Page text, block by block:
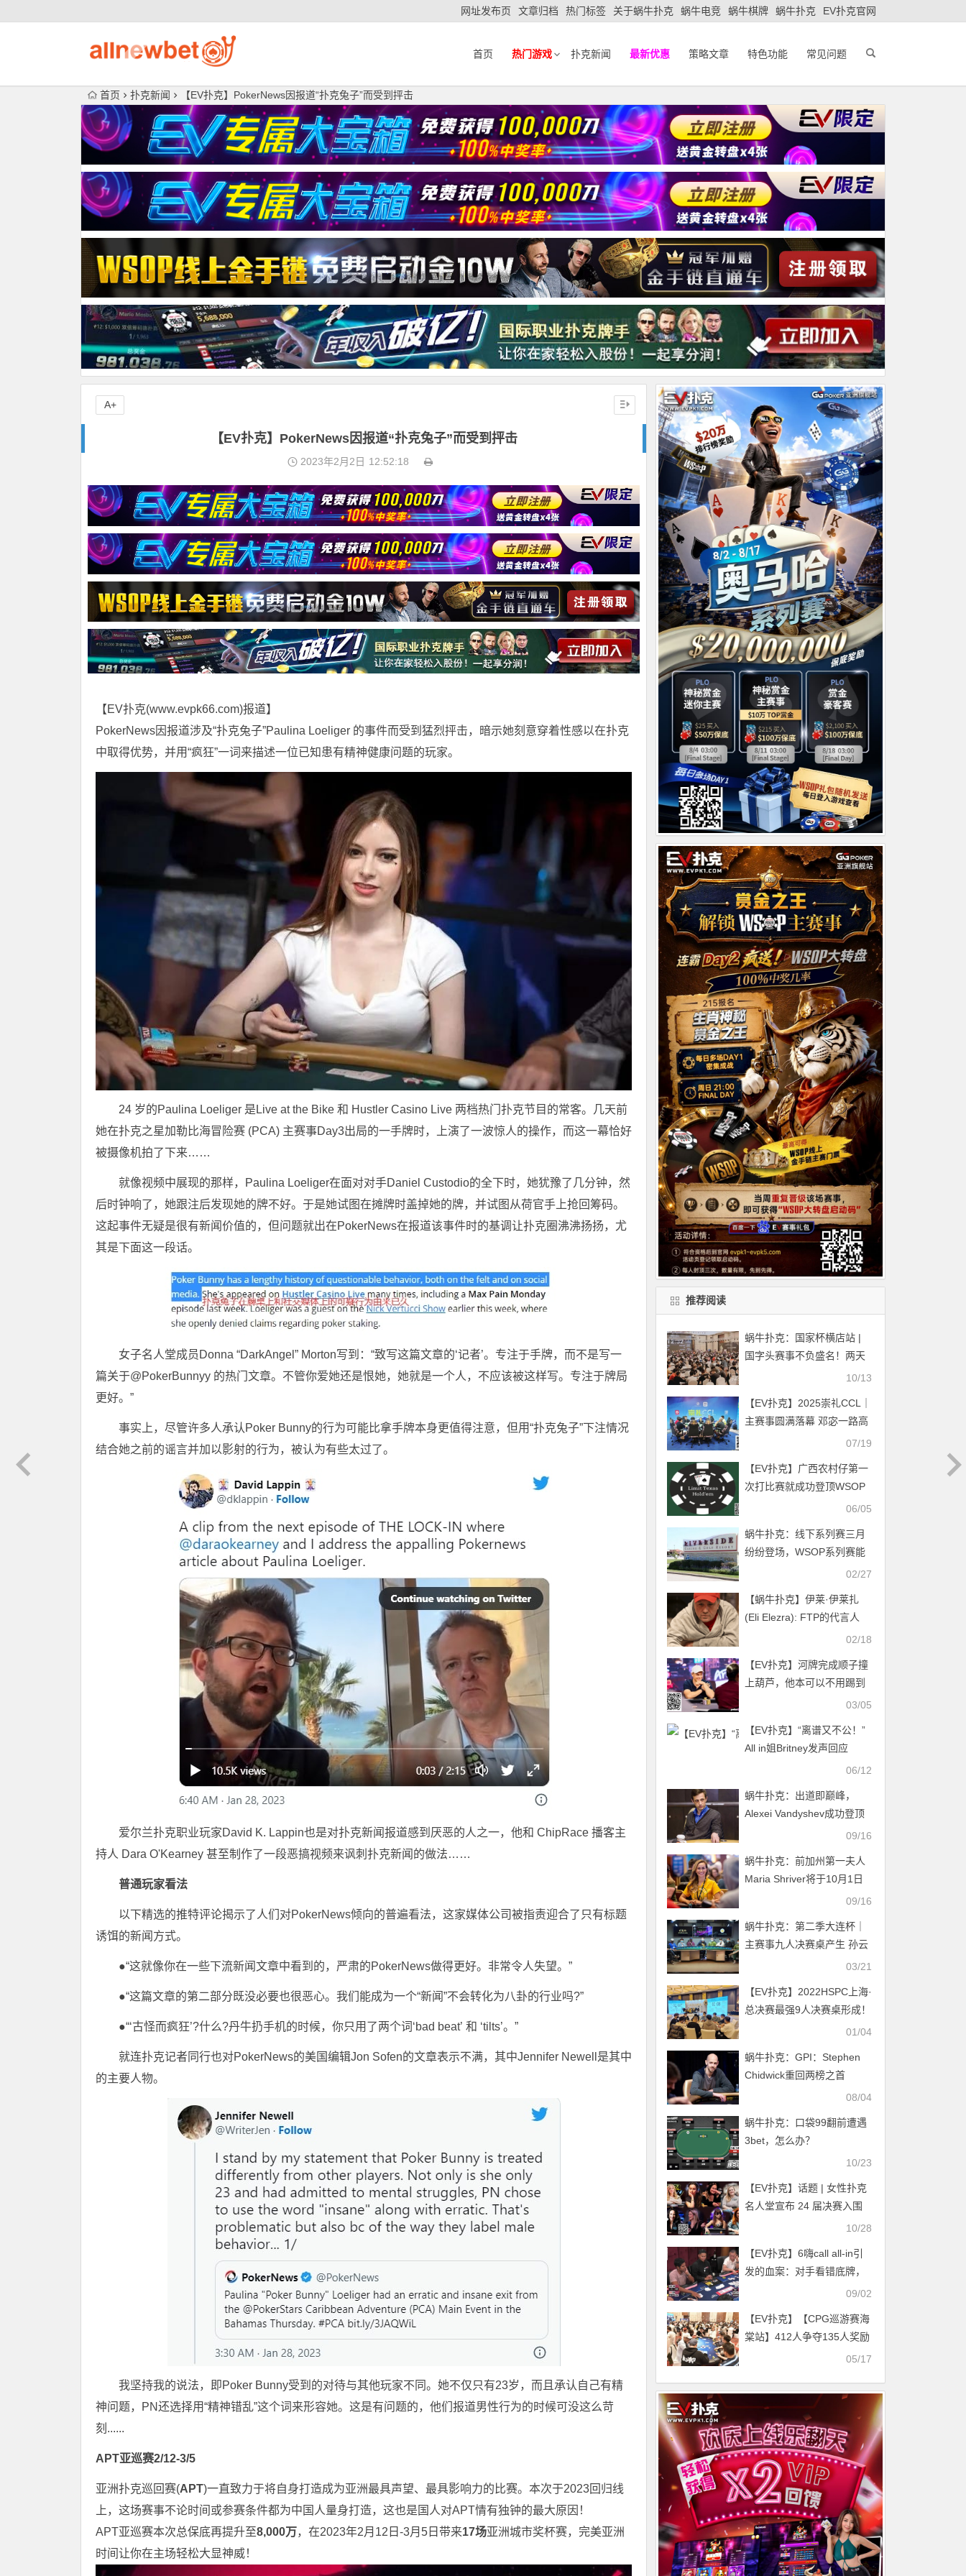
网址发布页 文章归档 热门标签 关于蜗牛扑克 蜗牛电竞 蜗牛棋牌 蜗牛扑克 EV扑克官网
首页 热门游戏 扑克新闻 最新优惠 策略文章 特色功能 常见问题
首页 扑克新闻 【EV扑克】PokerNews因报道“扑克兔子”而受到抨击
【EV扑克】PokerNews因报道“扑克兔子”而受到抨击
2023年2月2日 12:52:18
【EV扑克(www.evpk66.com)报道】
PokerNews因报道涉及“扑克兔子”Paulina Loeliger 的事件而受到猛烈抨击，暗示她刻意穿着性感以在扑克
中取得优势，并用“疯狂”一词来描述一位已知患有精神健康问题的玩家。
24 岁的Paulina Loeliger 是Live at the Bike 和 Hustler Casino Live 两档热门扑克节目的常客。几天前
她在扑克之星加勒比海冒险赛 (PCA) 主赛事Day3出局的一手牌时，上演了一波惊人的操作，而这一幕恰好
被摄像机拍了下来……
就像视频中展现的那样，Paulina Loeliger在面对对手Daniel Custodio的全下时，她犹豫了几分钟，然
后时钟响了，她跟注后发现她的牌不好。于是她试图在摊牌时盖掉她的牌，并试图从荷官手上抢回筹码。
这起事件无疑是很有新闻价值的，但问题就出在PokerNews在报道该事件时的基调让扑克圈沸沸扬扬，尤
其是下面这一段话。
女子名人堂成员Donna “DarkAngel” Morton写到：“致写这篇文章的‘记者’。专注于手牌，而不是写一
篇关于@PokerBunnyy 的热门文章。不管你爱她还是恨她，她就是一个人，不应该被这样写。专注于牌局
更好。”
事实上，尽管许多人承认Poker Bunny的行为可能比拿手牌本身更值得注意，但用“扑克兔子”下注情况
结合她之前的谣言并加以影射的行为，被认为有些太过了。
爱尔兰扑克职业玩家David K. Lappin也是对扑克新闻报道感到厌恶的人之一，他和 ChipRace 播客主
持人 Dara O'Kearney 甚至制作了一段恶搞视频来讽刺扑克新闻的做法……
普通玩家看法
以下精选的推特评论揭示了人们对PokerNews倾向的普遍看法，这家媒体公司被指责迎合了只有标题
诱饵的新闻方式。
●“这就像你在一些下流新闻文章中看到的，严肃的PokerNews做得更好。非常令人失望。”
●“这篇文章的第二部分既没必要也很恶心。我们能成为一个“新闻”不会转化为八卦的行业吗?”
●“‘古怪而疯狂’?什么?丹牛扔手机的时候，你只用了两个词‘bad beat’ 和 ‘tilts’。”
就连扑克记者同行也对PokerNews的美国编辑Jon Sofen的文章表示不满，其中Jennifer Newell是其中
的主要人物。
我坚持我的说法，即Poker Bunny受到的对待与其他玩家不同。她不仅只有23岁，而且承认自己有精
神问题，PN还选择用“精神错乱”这个词来形容她。这是有问题的，他们报道男性行为的时候可没这么苛
刻......
APT亚巡赛2/12-3/5
亚洲扑克巡回赛(APT)一直致力于将自身打造成为亚洲最具声望、最具影响力的比赛。本次于2023回归线
上，这场赛事不论时间或参赛条件都为中国人量身打造，这也是国人对APT情有独钟的最大原因！
APT亚巡赛本次总保底再提升至8,000万，在2023年2月12日-3月5日带来17场亚洲城市奖杯赛，完美亚洲
时间让你在主场轻松大显神威！
A+
推荐阅读
蜗牛扑克：国家杯横店站 |
国字头赛事不负盛名！两天
10/13
【EV扑克】2025崇礼CCL｜
主赛事圆满落幕 邓宓一路高
07/19
【EV扑克】广西农村仔第一
次打比赛就成功登顶WSOP
06/05
蜗牛扑克：线下系列赛三月
纷纷登场，WSOP系列赛能
02/27
【蜗牛扑克】伊莱·伊莱扎
(Eli Elezra): FTP的代言人
02/18
【EV扑克】河牌完成顺子撞
上葫芦，他本可以不用踢到
03/05
【EV扑克】“离谱又不公！”
All in姐Britney发声回应
06/12
蜗牛扑克：出道即巅峰，
Alexei Vandyshev成功登顶
09/16
蜗牛扑克：前加州第一夫人
Maria Shriver将于10月1日
09/16
蜗牛扑克：第二季大连杯｜
主赛事九人决赛桌产生 孙云
03/21
【EV扑克】2022HSPC上海·
总决赛最强9人决赛桌形成！
胡超928万记分牌一骑绝
杯？
01/04
蜗牛扑克：GPI：Stephen
Chidwick重回两榜之首
08/04
蜗牛扑克：口袋99翻前遭遇
3bet，怎么办？
10/23
【EV扑克】话题 | 女性扑克
名人堂宣布 24 届决赛入围
10/28
【EV扑克】6嗨call all-in引
发的血案：对手看错底牌，
09/02
【EV扑克】【CPG巡游赛海
棠站】412人争夺135人奖励
圈，冷斌成泡沫男孩！大神
手97人晋级第三轮！
05/17